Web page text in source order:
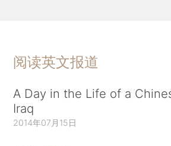
阅读英文报道
A Day in the Life of a
Iraq
2014年07月15日